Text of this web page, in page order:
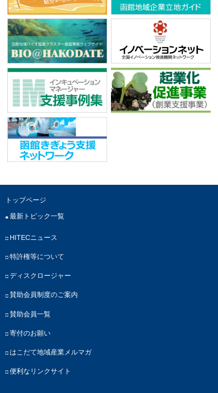
トップページ
最新トピック一覧
HITECニュース
特許権等について
ディスクロージャー
賛助会員制度のご案内
賛助会員一覧
寄付のお願い
はこだて地域産業メルマガ
便利なリンクサイト